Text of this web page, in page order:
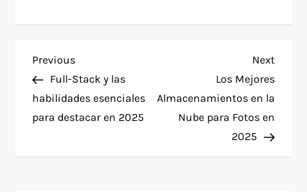
P
o
s
Previous
Post
Previous
Full-Stack y las
habilidades esenciales
para destacar en 2025
Next
Post
Next
Los Mejores
Almacenamientos en la
Nube para Fotos en
2025